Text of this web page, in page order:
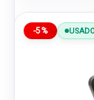
-5%